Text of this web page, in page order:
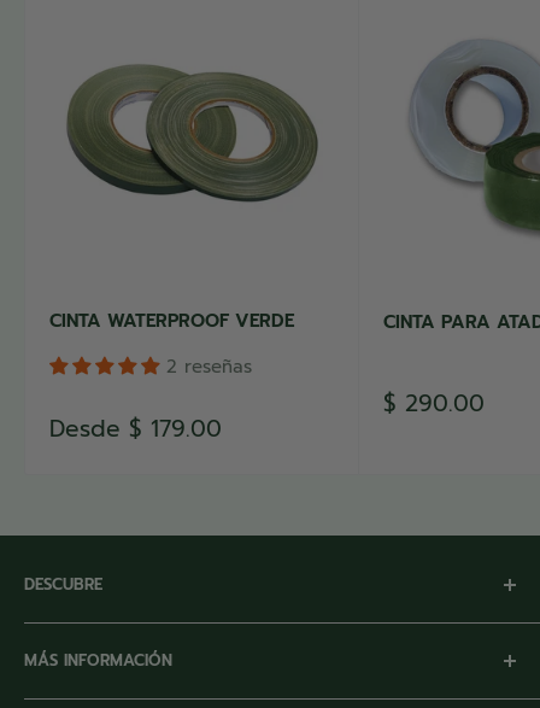
CINTA WATERPROOF VERDE
2 reseñas
Precio
Desde $ 179.00
CINTA PARA
Precio
de
$ 290.00
DESCUBRE
Inicio
Nuestra Empresa
MÁS INFORMACIÓN